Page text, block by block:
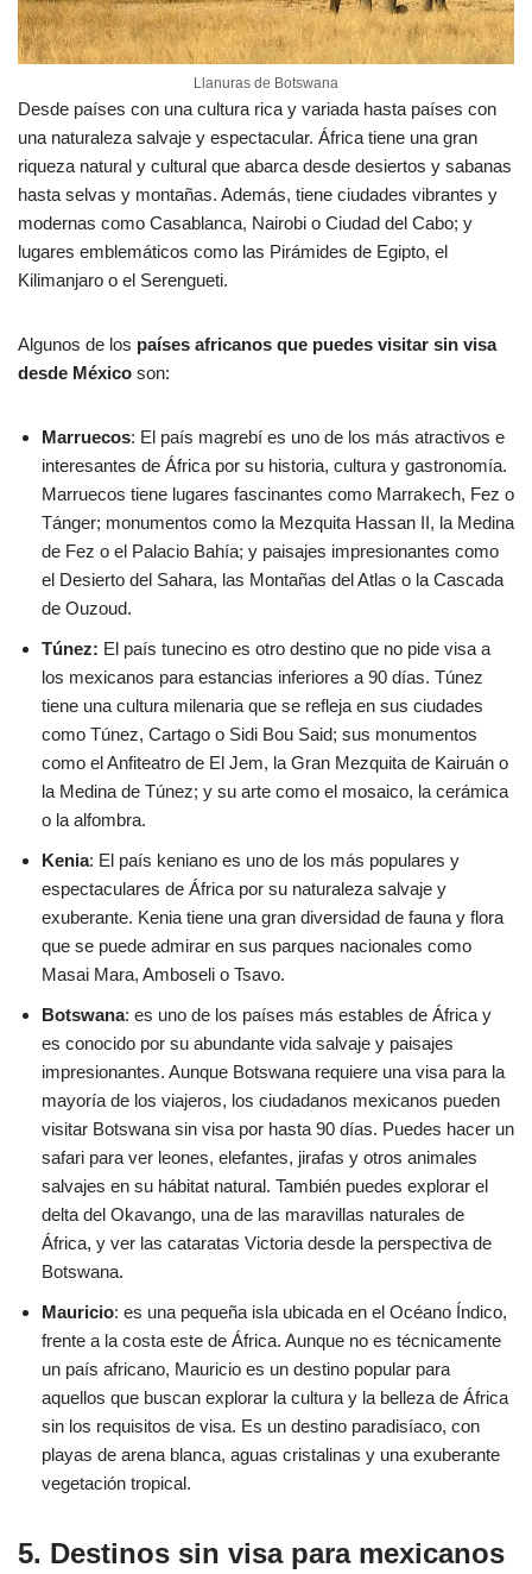
Llanuras de Botswana
Desde países con una cultura rica y variada hasta países con
una naturaleza salvaje y espectacular. África tiene una gran
riqueza natural y cultural que abarca desde desiertos y sabanas
hasta selvas y montañas. Además, tiene ciudades vibrantes y
modernas como Casablanca, Nairobi o Ciudad del Cabo; y
lugares emblemáticos como las Pirámides de Egipto, el
Kilimanjaro o el Serengueti.
Algunos de los países africanos que puedes visitar sin visa
desde México son:
Marruecos: El país magrebí es uno de los más atractivos e
interesantes de África por su historia, cultura y gastronomía.
Marruecos tiene lugares fascinantes como Marrakech, Fez o
Tánger; monumentos como la Mezquita Hassan II, la Medina
de Fez o el Palacio Bahía; y paisajes impresionantes como
el Desierto del Sahara, las Montañas del Atlas o la Cascada
de Ouzoud.
Túnez: El país tunecino es otro destino que no pide visa a
los mexicanos para estancias inferiores a 90 días. Túnez
tiene una cultura milenaria que se refleja en sus ciudades
como Túnez, Cartago o Sidi Bou Said; sus monumentos
como el Anfiteatro de El Jem, la Gran Mezquita de Kairuán o
la Medina de Túnez; y su arte como el mosaico, la cerámica
o la alfombra.
Kenia: El país keniano es uno de los más populares y
espectaculares de África por su naturaleza salvaje y
exuberante. Kenia tiene una gran diversidad de fauna y flora
que se puede admirar en sus parques nacionales como
Masai Mara, Amboseli o Tsavo.
Botswana: es uno de los países más estables de África y
es conocido por su abundante vida salvaje y paisajes
impresionantes. Aunque Botswana requiere una visa para la
mayoría de los viajeros, los ciudadanos mexicanos pueden
visitar Botswana sin visa por hasta 90 días. Puedes hacer un
safari para ver leones, elefantes, jirafas y otros animales
salvajes en su hábitat natural. También puedes explorar el
delta del Okavango, una de las maravillas naturales de
África, y ver las cataratas Victoria desde la perspectiva de
Botswana.
Mauricio: es una pequeña isla ubicada en el Océano Índico,
frente a la costa este de África. Aunque no es técnicamente
un país africano, Mauricio es un destino popular para
aquellos que buscan explorar la cultura y la belleza de África
sin los requisitos de visa. Es un destino paradisíaco, con
playas de arena blanca, aguas cristalinas y una exuberante
vegetación tropical.
5. Destinos sin visa para mexicanos